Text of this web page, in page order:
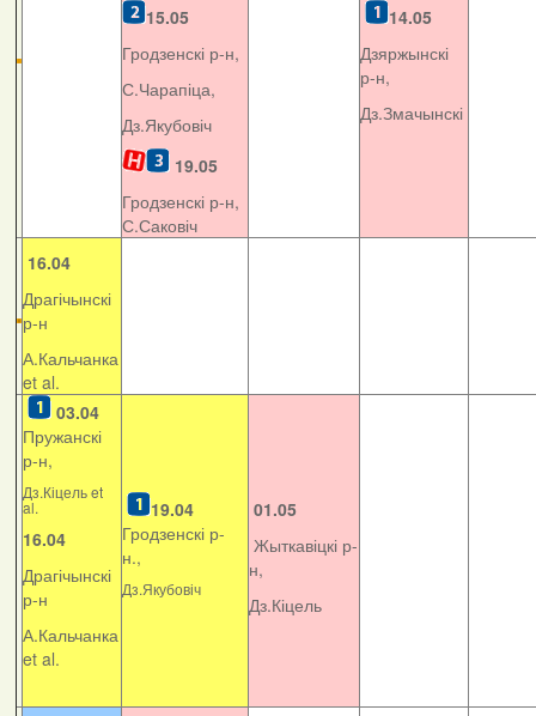
15.05
Гродзенскі р-н,
С.Чарапіца,
Дз.Якубовіч
19.05
Гродзенскі р-н,
С.Саковіч
14.05
Дзяржынскі
р-н,
Дз.Змачынскі
16.04
Драгічынскі
р-н
А.Кальчанка
et al.
03.04
Пружанскі
р-н,
Дз.Кіцель et
al.
16.04
Драгічынскі
р-н
А.Кальчанка
et al.
19.04
Гродзенскі р-
н.,
Дз.Якубовіч
01.05
Жыткавіцкі р-
н,
Дз.Кіцель